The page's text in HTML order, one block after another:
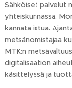
Sähköiset palvelut
yhteiskunnassa.
kannata istua.
metsänomistajaa
MTK:n
digitalisaation
käsittelyssä ja